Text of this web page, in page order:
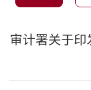
审计署关于印